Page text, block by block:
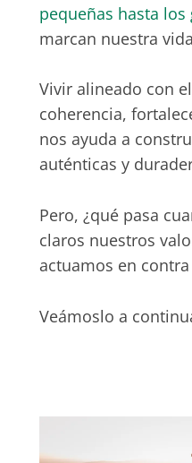
pequeñas hasta
marcan nuestra
Vivir alineado con
coherencia,
nos ayuda a
auténticas y
Pero, ¿qué pasa
claros nuestros
actuamos en
Veámoslo a